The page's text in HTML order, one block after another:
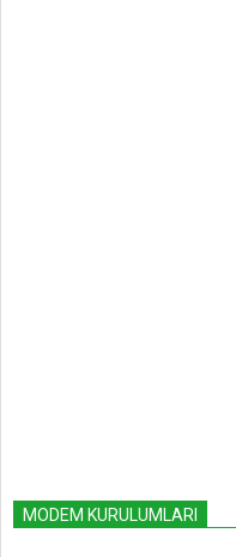
MODEM KURULUMLARI